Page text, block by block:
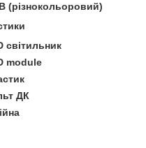
(різнокольоровий)
світильник
module
ДК